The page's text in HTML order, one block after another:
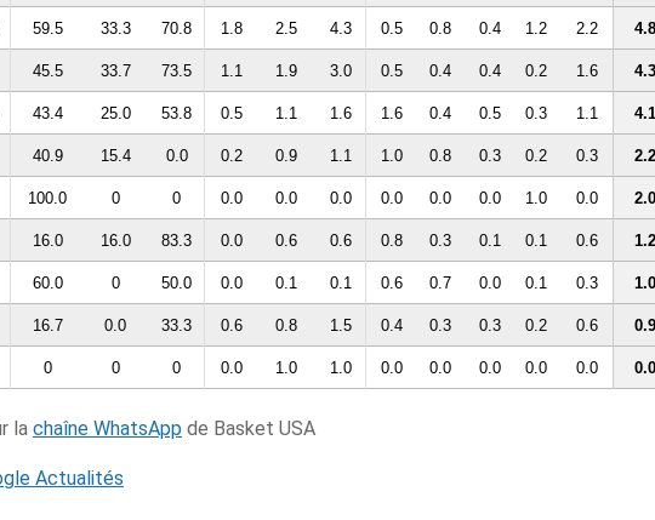
59.5 33.3 70.8 1.8 2.5 4.3 0.5 0.8 0.4 1.2 2.2 4.8
45.5 33.7 73.5 1.1 1.9 3.0 0.5 0.4 0.4 0.2 1.6 4.3
43.4 25.0 53.8 0.5 1.1 1.6 1.6 0.4 0.5 0.3 1.1 4.1
40.9 15.4 0.0 0.2 0.9 1.1 1.0 0.8 0.3 0.2 0.3 2.2
100.0 0 0 0.0 0.0 0.0 0.0 0.0 0.0 1.0 0.0 2.0
16.0 16.0 83.3 0.0 0.6 0.6 0.8 0.3 0.1 0.1 0.6 1.2
60.0 0 50.0 0.0 0.1 0.1 0.6 0.7 0.0 0.1 0.3 1.0
16.7 0.0 33.3 0.6 0.8 1.5 0.4 0.3 0.3 0.2 0.6 0.9
0 0 0 0.0 1.0 1.0 0.0 0.0 0.0 0.0 0.0 0.0
la chaîne WhatsApp de Basket USA
Actualités